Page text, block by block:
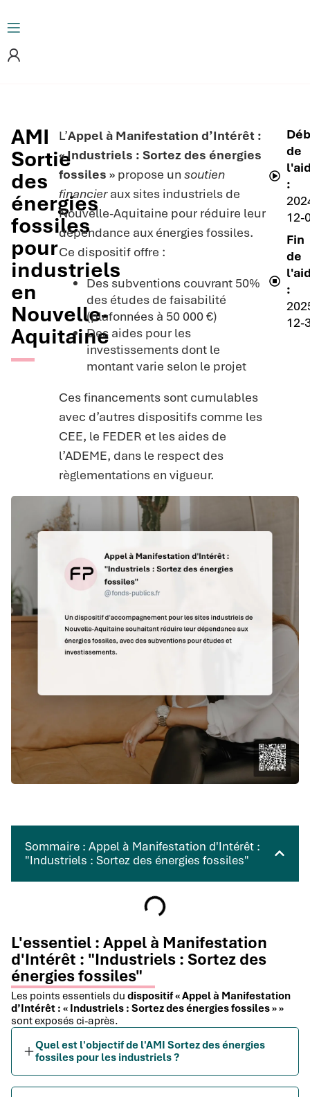
AMI
Sortie
des
énergies
fossiles
pour
industriels
en
Nouvelle-
Aquitaine
L’Appel à Manifestation d’Intérêt :
« Industriels : Sortez des énergies
fossiles »propose un soutien
financieraux sites industriels de
Nouvelle-Aquitaine pour réduire leur
dépendance aux énergies fossiles.
Ce dispositif offre :
Des subventions couvrant 50%
des études de faisabilité
(plafonnées à 50 000 €)
Des aides pour les
investissements dont le
montant varie selon le projet
Ces financements sont cumulables
avec d’autres dispositifs comme les
CEE, le FEDER et les aides de
l’ADEME, dans le respect des
règlementations en vigueur.
de
:
12-
Fin
de
:
12-
Sommaire : Appel à Manifestation d'Intérêt :
"Industriels : Sortez des énergies fossiles"
L'essentiel : Appel à Manifestation
d'Intérêt : "Industriels : Sortez des
énergies fossiles"
Les points essentiels du dispositif « Appel à Manifestation
d’Intérêt : « Industriels : Sortez des énergies fossiles » »
sont exposés ci-après.
Quel est l'objectif de l'AMI Sortez des énergies
fossiles pour les industriels ?